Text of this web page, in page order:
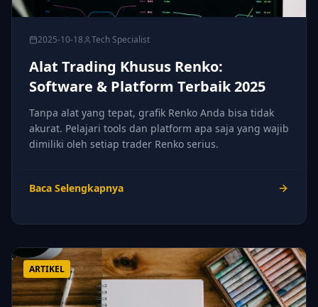
2025-10-18 Tech Specialist
Alat Trading Khusus Renko:
Software & Platform Terbaik 2025
Tanpa alat yang tepat, grafik Renko Anda bisa tidak
akurat. Pelajari tools dan platform apa saja yang wajib
dimiliki oleh setiap trader Renko serius.
Baca Selengkapnya
ARTIKEL